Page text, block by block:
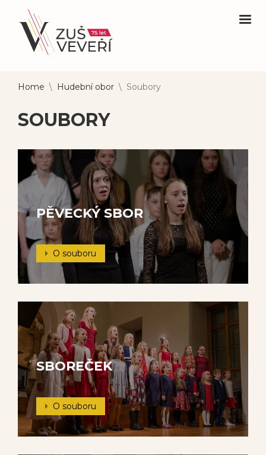
Home \ Hudební obor \ Soubory
SOUBORY
PĚVECKÝ SBOR
O souboru
SBOREČEK
O souboru